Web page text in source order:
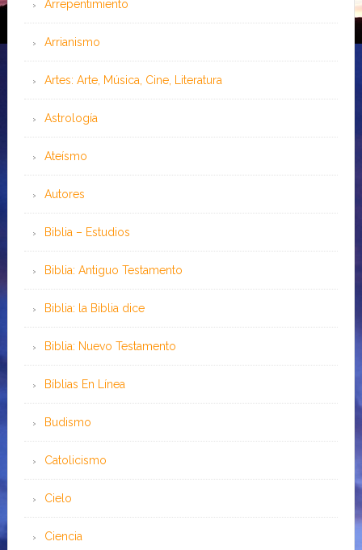
Arrepentimiento
Arrianismo
Artes: Arte, Música, Cine, Literatura
Astrología
Ateísmo
Autores
Biblia – Estudios
Biblia: Antiguo Testamento
Biblia: la Biblia dice
Biblia: Nuevo Testamento
Bíblias En Línea
Budismo
Catolicismo
Cielo
Ciencia